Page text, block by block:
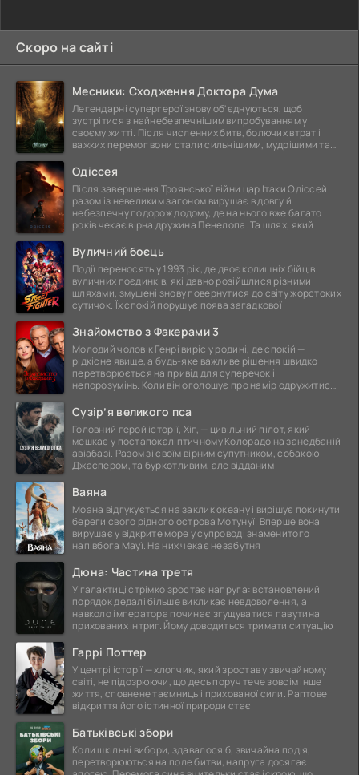
Скоро на сайті
Месники: Сходження Доктора Дума
Легендарні супергерої знову об'єднуються, щоб
зустрітися з найнебезпечнішим випробуванням у
своєму житті. Після численних битв, болючих втрат і
важких перемог вони стали сильнішими, мудрішими та
Одіссея
Після завершення Троянської війни цар Ітаки Одіссей
разом із невеликим загоном вирушає в довгу й
небезпечну подорож додому, де на нього вже багато
років чекає вірна дружина Пенелопа. Та шлях, який
Вуличний боєць
Події переносять у 1993 рік, де двоє колишніх бійців
вуличних поєдинків, які давно розійшлися різними
шляхами, змушені знову повернутися до світу жорстоких
сутичок. Їх спокій порушує поява загадкової
Знайомство з Факерами 3
Молодий чоловік Генрі виріс у родині, де спокій —
рідкісне явище, а будь-яке важливе рішення швидко
перетворюється на привід для суперечок і
непорозумінь. Коли він оголошує про намір одружитися,
Сузір’я великого пса
Головний герой історії, Хіг, — цивільний пілот, який
мешкає у постапокаліптичному Колорадо на занедбаній
авіабазі. Разом зі своїм вірним супутником, собакою
Джаспером, та буркотливим, але відданим
Ваяна
Моана відгукується на заклик океану і вирішує покинути
береги свого рідного острова Мотунуї. Вперше вона
вирушає у відкрите море у супроводі знаменитого
напівбога Мауї. На них чекає незабутня
Дюна: Частина третя
У галактиці стрімко зростає напруга: встановлений
порядок дедалі більше викликає невдоволення, а
навколо імператора починає згущуватися павутина
прихованих інтриг. Йому доводиться тримати ситуацію
Гаррі Поттер
У центрі історії — хлопчик, який зростав у звичайному
світі, не підозрюючи, що десь поруч тече зовсім інше
життя, сповнене таємниць і прихованої сили. Раптове
відкриття його істинної природи стає
Батьківські збори
Коли шкільні вибори, здавалося б, звичайна подія,
перетворюються на поле битви, напруга досягає